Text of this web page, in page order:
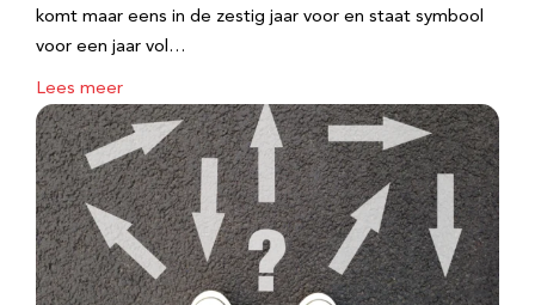
komt maar eens in de zestig jaar voor en staat symbool
voor een jaar vol…
Lees meer